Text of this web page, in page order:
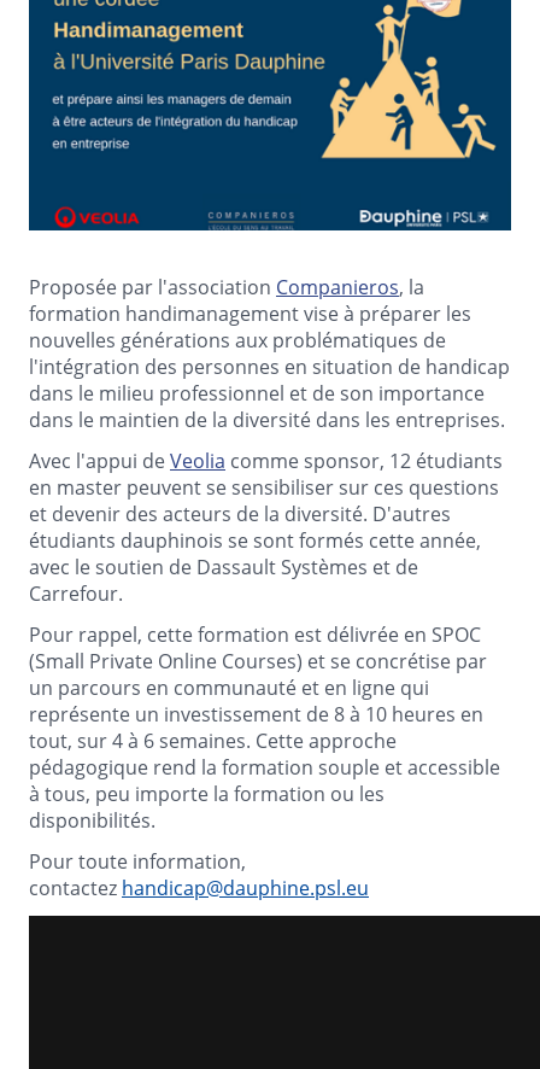
Proposée par l'association Companieros, la
formation handimanagement vise à préparer les
nouvelles générations aux problématiques de
l'intégration des personnes en situation de handicap
dans le milieu professionnel et de son importance
dans le maintien de la diversité dans les entreprises.
Avec l'appui deVeolia comme sponsor, 12 étudiants
en master peuvent se sensibiliser sur ces questions
et devenir des acteurs de la diversité. D'autres
étudiants dauphinois se sont formés cette année,
avec le soutien de Dassault Systèmes et de
Carrefour.
Pour rappel, cette formation est délivrée en SPOC
(Small Private Online Courses) et se concrétise par
un parcours en communauté et en ligne qui
représente un investissement de 8 à 10 heures en
tout, sur 4 à 6 semaines. Cette approche
pédagogique rend la formation souple et accessible
à tous, peu importe la formation ou les
disponibilités.
Pour toute information,
contactez handicap@dauphine.psl.eu